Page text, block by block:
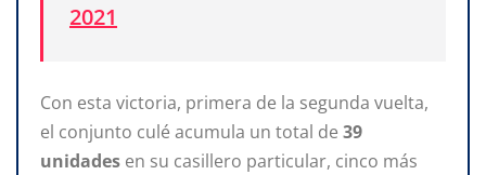
2021
Con esta victoria, primera de la segunda vuelta,
el conjunto culé acumula un total de 39
unidades en su casillero particular, cinco más